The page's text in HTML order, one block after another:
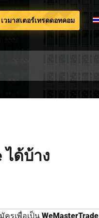
เวมาสเตอร์เทรดดอทคอม
ได้บ้าง
รเพื่อเป็น WeMasterTrade